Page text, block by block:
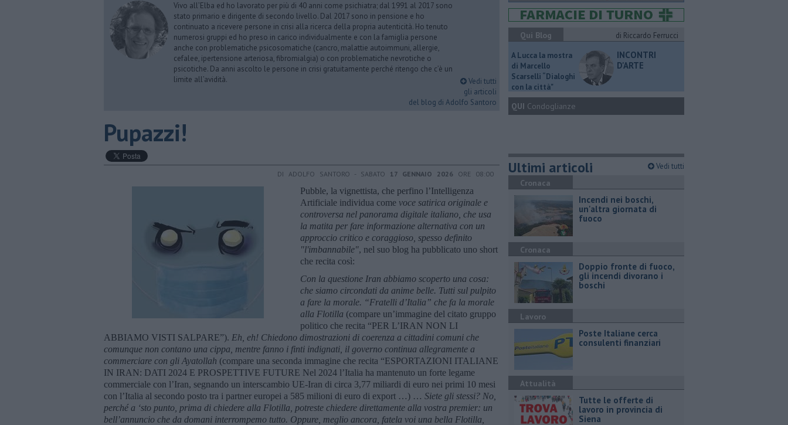
Vivo all’Elba ed ho lavorato per più di 40 anni come psichiatra; dal 1991 al 2017 sono
stato primario e dirigente di secondo livello. Dal 2017 sono in pensione e ho
continuato a ricevere persone in crisi alla ricerca della propria autenticità. Ho tenuto
numerosi gruppi ed ho preso in carico individualmente e con la famiglia persone
anche con problematiche psicosomatiche (cancro, malattie autoimmuni, allergie,
cefalee, ipertensione arteriosa, fibromialgia) o con problematiche nevrotiche o
psicotiche. Da anni ascolto le persone in crisi gratuitamente perché ritengo che c’è un
limite all’avidità.
Vedi tutti
gli articoli
del blog di Adolfo Santoro
​Pupazzi!
DI ADOLFO SANTORO - SABATO 17 GENNAIO 2026 ORE 08:00
Pubble, la vignettista, che perfino l’Intelligenza
Artificiale individua come voce satirica originale e
controversa nel panorama digitale italiano, che usa
la matita per fare informazione alternativa con un
approccio critico e coraggioso, spesso definito
"l'imbannabile", nel suo blog ha pubblicato uno short
che recita così:
Con la questione Iran abbiamo scoperto una cosa:
che siamo circondati da anime belle. Tutti sul pulpito
a fare la morale. “Fratelli d’Italia” che fa la morale
alla Flotilla (compare un’immagine del citato gruppo
politico che recita “PER L’IRAN NON LI
ABBIAMO VISTI SALPARE”). Eh, eh! Chiedono dimostrazioni di coerenza a cittadini comuni che
comunque non contano una cippa, mentre fanno i finti indignati, il governo continua allegramente a
commerciare con gli Ayatollah (compare una seconda immagine che recita “ESPORTAZIONI ITALIANE
IN IRAN: DATI 2024 E PROSPETTIVE FUTURE Nel 2024 l’Italia ha mantenuto un forte legame
commerciale con l’Iran, segnando un interscambio UE-Iran di circa 3,77 miliardi di euro nei primi 10 mesi
con l’Italia al secondo posto tra i partner europei a 585 milioni di euro di export …) … Siete gli stessi? No,
perché a ‘sto punto, prima di chiedere alla Flotilla, potreste chiedere direttamente alla vostra premier: un
bell’annuncio che da domani interrompemo tutto. Oppure, meglio ancora, fatela voi una bella Flotilla,
Qui Blog
di Riccardo Ferrucci
A Lucca la mostra
di Marcello
Scarselli “Dialoghi
con la città"
INCONTRI
D'ARTE
QUI Condoglianze
Ultimi articoli Vedi tutti
Cronaca
Incendi nei boschi,
un'altra giornata di
fuoco
Cronaca
Doppio fronte di fuoco,
gli incendi divorano i
boschi
Lavoro
Poste Italiane cerca
consulenti finanziari
Attualità
​Tutte le offerte di
lavoro in provincia di
Siena